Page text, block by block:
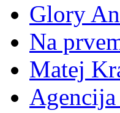
Glory
Na
Matej